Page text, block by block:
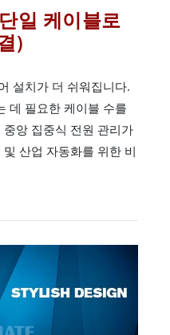
일 케이블로
)
설치가 더 쉬워집니다.
데 필요한 케이블 수를
앙 집중식 전원 관리가
산업 자동화를 위한 비